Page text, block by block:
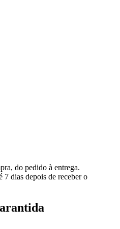
do pedido à entrega.
7 dias depois de receber o